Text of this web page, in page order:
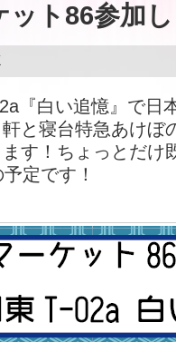
ット86参加
『白い追憶』で日
と寝台特急あけぼ
す！ちょっとだけ
定です！